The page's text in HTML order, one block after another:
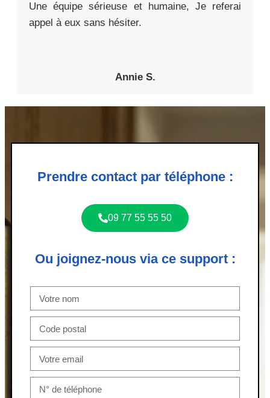
Une équipe sérieuse et humaine, Je referai
appel à eux sans hésiter.
Annie S.
Prendre contact par téléphone :
09 77 55 55 50
Ou joignez-nous via ce support :